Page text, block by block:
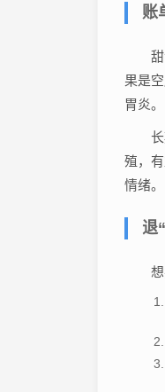
账
果是
胃炎。
殖，
情绪。
退